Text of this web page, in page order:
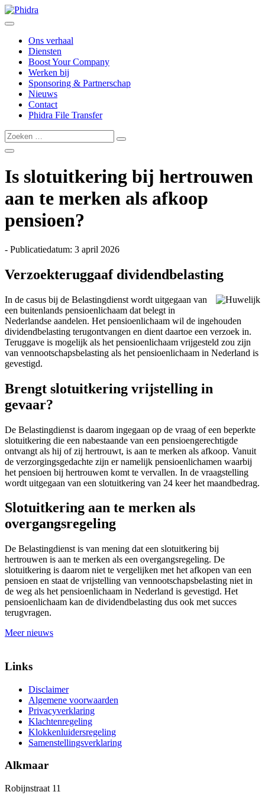
Ons verhaal
Diensten
Boost Your Company
Werken bij
Sponsoring & Partnerschap
Nieuws
Contact
Phidra File Transfer
Is slotuitkering bij hertrouwen
aan te merken als afkoop
pensioen?
- Publicatiedatum: 3 april 2026
Verzoekteruggaaf dividendbelasting
In de casus bij de Belastingdienst wordt uitgegaan van
een buitenlands pensioenlichaam dat belegt in
Nederlandse aandelen. Het pensioenlichaam wil de ingehouden
dividendbelasting terugontvangen en dient daartoe een verzoek in.
Teruggave is mogelijk als het pensioenlichaam vrijgesteld zou zijn
van vennootschapsbelasting als het pensioenlichaam in Nederland is
gevestigd.
Brengt slotuitkering vrijstelling in
gevaar?
De Belastingdienst is daarom ingegaan op de vraag of een beperkte
slotuitkering die een nabestaande van een pensioengerechtigde
ontvangt als hij of zij hertrouwt, is aan te merken als afkoop. Vanuit
de verzorgingsgedachte zijn er namelijk pensioenlichamen waarbij
het pensioen bij hertrouwen komt te vervallen. In de vraagstelling
wordt uitgegaan van een slotuitkering van 24 keer het maandbedrag.
Slotuitkering aan te merken als
overgangsregeling
De Belastingdienst is van mening dat een slotuitkering bij
hertrouwen is aan te merken als een overgangsregeling. De
slotuitkering is daarom niet te vergelijken met het afkopen van een
pensioen en staat de vrijstelling van vennootschapsbelasting niet in
de weg als het pensioenlichaam in Nederland is gevestigd. Het
pensioenlichaam kan de dividendbelasting dus ook met succes
terugvragen.
Meer nieuws
Links
Disclaimer
Algemene voorwaarden
Privacyverklaring
Klachtenregeling
Klokkenluidersregeling
Samenstellingsverklaring
Alkmaar
Robijnstraat 11